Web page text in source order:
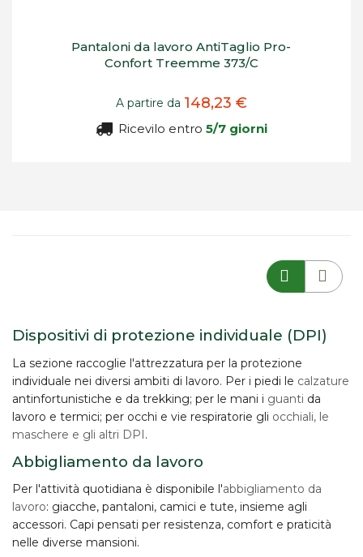
Pantaloni da lavoro AntiTaglio Pro-
Confort Treemme 373/C
A partire da 148,23 €
Ricevilo entro 5/7 giorni
Dispositivi di protezione individuale (DPI)
La sezione raccoglie l'attrezzatura per la protezione
individuale nei diversi ambiti di lavoro. Per i piedi le calzature
antinfortunistiche e da trekking; per le mani i guanti da
lavoro e termici; per occhi e vie respiratorie gli occhiali, le
maschere e gli altri DPI.
Abbigliamento da lavoro
Per l'attività quotidiana è disponibile l'abbigliamento da
lavoro: giacche, pantaloni, camici e tute, insieme agli
accessori. Capi pensati per resistenza, comfort e praticità
nelle diverse mansioni.